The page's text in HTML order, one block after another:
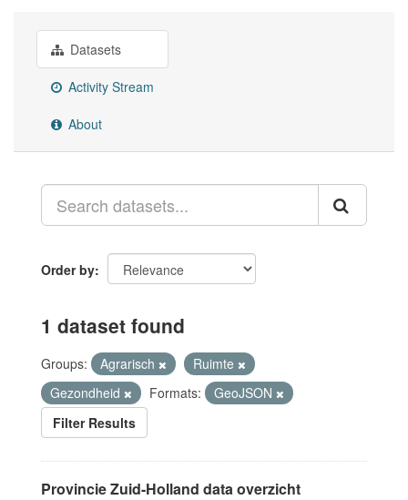
Datasets
Activity Stream
About
Order by
1 dataset found
Groups: Agrarisch
Ruimte
Gezondheid
Formats:
GeoJSON
Filter Results
Provincie Zuid-Holland data overzicht